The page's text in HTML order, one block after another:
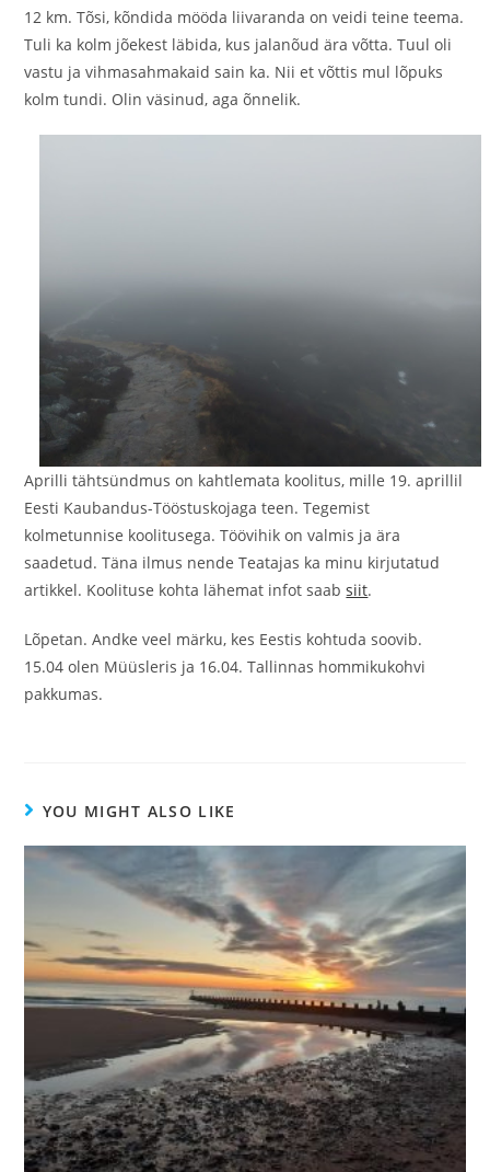
12 km. Tõsi, kõndida mööda liivaranda on veidi teine teema.
Tuli ka kolm jõekest läbida, kus jalanõud ära võtta. Tuul oli
vastu ja vihmasahmakaid sain ka. Nii et võttis mul lõpuks
kolm tundi. Olin väsinud, aga õnnelik.
Aprilli tähtsündmus on kahtlemata koolitus, mille 19. aprillil
Eesti Kaubandus-Tööstuskojaga teen. Tegemist
kolmetunnise koolitusega. Töövihik on valmis ja ära
saadetud. Täna ilmus nende Teatajas ka minu kirjutatud
artikkel. Koolituse kohta lähemat infot saabsiit.
Lõpetan. Andke veel märku, kes Eestis kohtuda soovib.
15.04 olen Müüsleris ja 16.04. Tallinnas hommikukohvi
pakkumas.
YOU MIGHT ALSO LIKE